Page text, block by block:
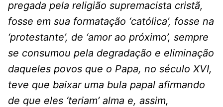
pregada pela religião supremacista cristã,
fosse em sua formatação ‘católica’, fosse na
‘protestante’, de ‘amor ao próximo’, sempre
se consumou pela degradação e eliminação
daqueles povos que o Papa, no século XVI,
teve que baixar uma bula papal afirmando
de que eles ‘teriam’ alma e, assim,